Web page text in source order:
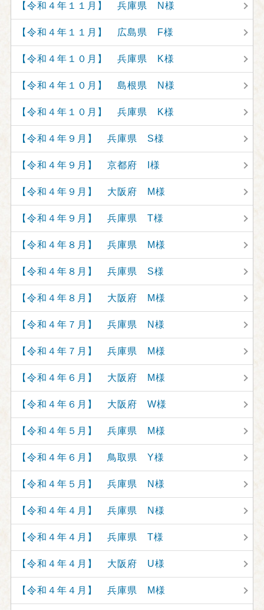
【令和４年１１月】 兵庫県 N様
【令和４年１１月】 広島県 F様
【令和４年１０月】 兵庫県 K様
【令和４年１０月】 島根県 N様
【令和４年１０月】 兵庫県 K様
【令和４年９月】 兵庫県 S様
【令和４年９月】 京都府 I様
【令和４年９月】 大阪府 M様
【令和４年９月】 兵庫県 T様
【令和４年８月】 兵庫県 M様
【令和４年８月】 兵庫県 S様
【令和４年８月】 大阪府 M様
【令和４年７月】 兵庫県 N様
【令和４年７月】 兵庫県 M様
【令和４年６月】 大阪府 M様
【令和４年６月】 大阪府 W様
【令和４年５月】 兵庫県 M様
【令和４年６月】 鳥取県 Y様
【令和４年５月】 兵庫県 N様
【令和４年４月】 兵庫県 N様
【令和４年４月】 兵庫県 T様
【令和４年４月】 大阪府 U様
【令和４年４月】 兵庫県 M様